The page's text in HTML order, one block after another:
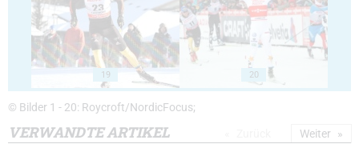
19 20
© Bilder 1 - 20: Roycroft/NordicFocus;
VERWANDTE ARTIKEL Weiter